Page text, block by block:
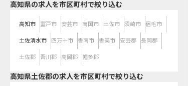
高知県の求人を市区町村で絞り込む
高知市 室戸市 安芸市 南国市 土佐市 須崎市 宿毛市
土佐清水市 四万十市 香南市 香美市 安芸郡 長岡郡
土佐郡 吾川郡 高岡郡 幡多郡
高知県土佐郡の求人を市区町村で絞り込む